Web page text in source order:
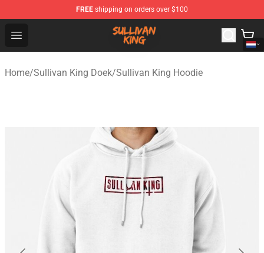
FREE shipping on orders over $100
Open menu
Sullivan King Shop - Official Sullivan King Merchandise
Home/Sullivan King Doek/Sullivan King Hoodie